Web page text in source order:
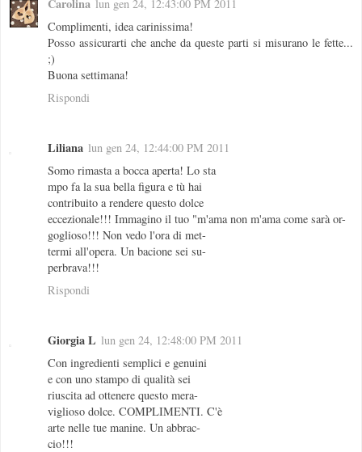
lun gen 24, 12:43:00 PM 2011
Complimenti, idea carinissima!
Posso assicurarti che anche da queste parti si misurano le fette...
;)
Buona settimana!
Rispondi
Liliana lun gen 24, 12:44:00 PM 2011
Somo rimasta a bocca aperta! Lo sta
mpo fa la sua bella figura e tù hai
contribuito a rendere questo dolce
eccezionale!!! Immagino il tuo "m'ama non m'ama come sarà or-
goglioso!!! Non vedo l'ora di met-
termi all'opera. Un bacione sei su-
perbrava!!!
Rispondi
Giorgia L lun gen 24, 12:48:00 PM 2011
Con ingredienti semplici e genuini
e con uno stampo di qualità sei
riuscita ad ottenere questo mera-
viglioso dolce. COMPLIMENTI. C'è
arte nelle tue manine. Un abbrac-
cio!!!